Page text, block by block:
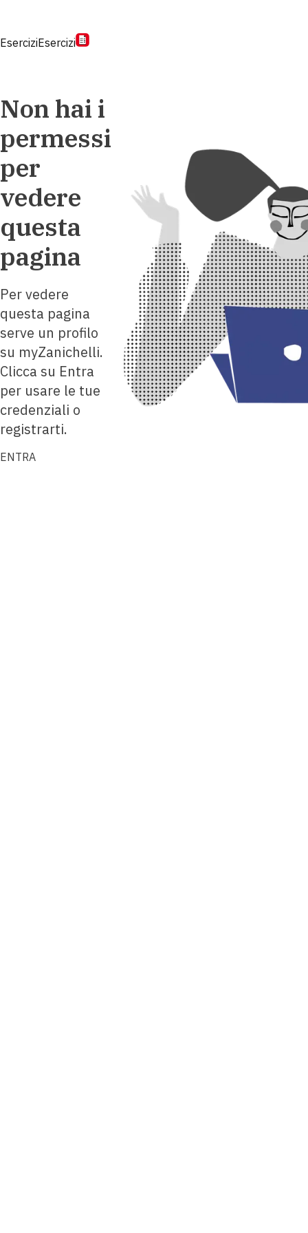
EserciziEsercizi
Non hai i
permessi
per
vedere
questa
pagina
Per vedere
questa pagina
serve un profilo
su myZanichelli.
Clicca su Entra
per usare le tue
credenziali o
registrarti.
ENTRA